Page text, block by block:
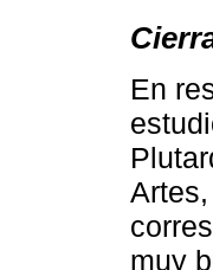
En
muy